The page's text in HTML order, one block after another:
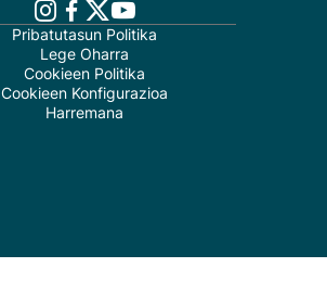
Pribatutasun Politika
Lege Oharra
Cookieen Politika
Cookieen Konfigurazioa
Harremana